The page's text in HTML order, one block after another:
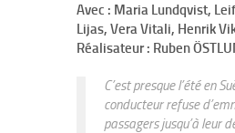
Avec : Maria Lundqvist,
Lijas, Vera Vitali, Henrik
Réalisateur : Ruben
C’est presque l’été en
conducteur refuse
passagers jusqu’à leur